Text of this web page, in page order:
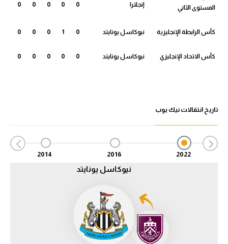
الدوري الإسباني
الدوري الإيطالي
الدوري الألماني
دوري أبطال إفريقيا
المستوى الثاني
إنجلترا 0
0
0
0
0
كأس الرابطة الإنجليزية نيوكاسل يونايتد 0
1
0
0
0
كأس الاتحاد الإنجليزي نيوكاسل يونايتد 0
0
0
0
0
تاريخ انتقالات نيك بوب
2022
2016
2014
نيوكاسل يونايتد